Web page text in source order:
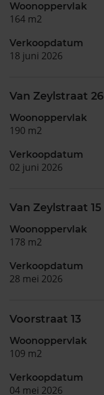
Woonoppervlak
164 m2
Verkoopdatum
18 juni 2026
Van Zeylstraat 26
Woonoppervlak
190 m2
Verkoopdatum
02 juni 2026
Van Zeylstraat 15
Woonoppervlak
178 m2
Verkoopdatum
28 mei 2026
Voorstraat 13
Woonoppervlak
109 m2
Verkoopdatum
04 mei 2026